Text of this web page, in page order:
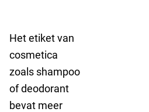
Het etiket van
cosmetica
zoals shampoo
of deodorant
bevat meer